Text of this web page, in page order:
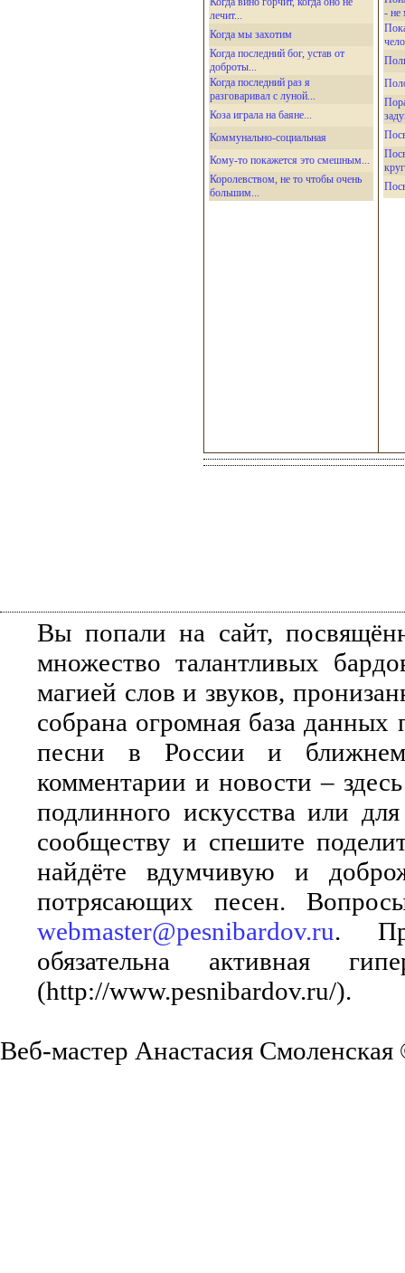
лечит...
Когда мы захотим
Когда последний бог, устав от
доброты...
Когда последний раз я
разговаривал с луной...
Коза играла на баяне...
Коммунально-социальная
Кому-то покажется это смешным...
Королевством, не то чтобы очень
большим...
- не
Вы попали на сайт,
множество талантливых
магией слов и звуков,
собрана огромная база
песни в России и ближнем
комментарии и новости –
подлинного искусства или
сообществу и спешите
найдёте вдумчивую и
потрясающих песен.
webmaster@pesnibardov.ru.
обязательна активная
(http://www.pesnibardov.ru/).
Веб-мастер Анастасия